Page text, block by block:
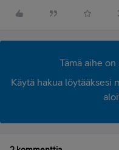
Tämä aihe
Käytä hakua löytääksesi